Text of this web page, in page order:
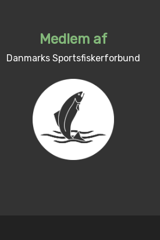
Medlem af
Danmarks Sportsfiskerforbund